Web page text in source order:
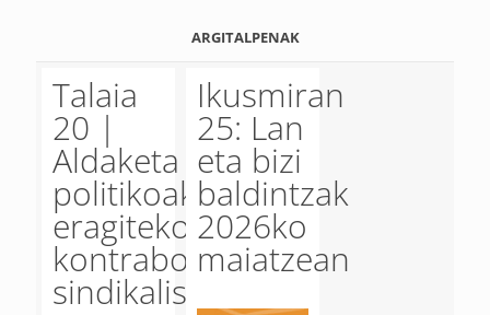
ARGITALPENAK
Talaia
20 |
Aldaketa
politikoak
eragiteko,
kontrabotere
sindikalismoa
Ikusmiran
25: Lan
eta bizi
baldintzak
2026ko
maiatzean